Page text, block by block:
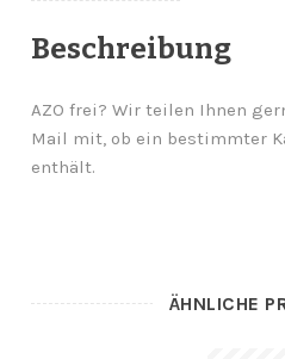
Beschreibung
AZO frei? Wir teilen Ihnen
Mail mit, ob ein bestimmter
enthält.
ÄHNLICHE